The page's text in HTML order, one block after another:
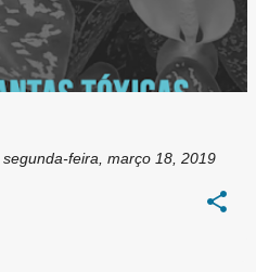
segunda-feira, março 18, 2019